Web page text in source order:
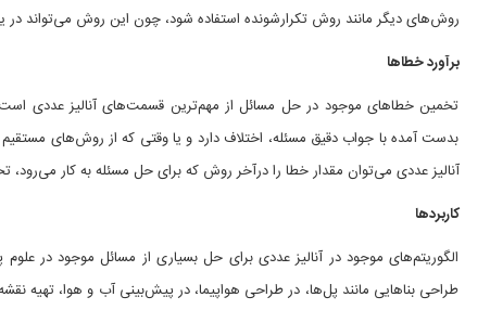
روش‌های دیگر مانند روش تکرارشونده استفاده شود، چون این روش می‌تواند در
برآورد خطاها
تخمین خطاهای موجود در حل مسائل از مهم‌ترین قسمت‌های آنالیز عددی
بدست آمده با جواب دقیق مسئله، اختلاف دارد و یا وقتی که از روش‌های
آنالیز عددی می‌توان مقدار خطا را درآخر روش که برای حل مسئله به کار می‌رود،
کاربردها
الگوریتم‌های موجود در آنالیز عددی برای حل بسیاری از مسائل موجود در
طراحی بناهایی مانند پل‌ها، در طراحی هواپیما، در پیش‌بینی آب و هوا، تهیه